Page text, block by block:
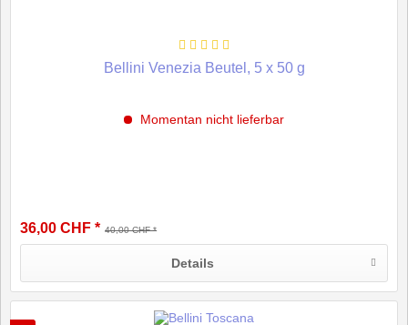
Bellini Venezia Beutel, 5 x 50 g
Momentan nicht lieferbar
40,00 CHF *
36,00 CHF *
Details